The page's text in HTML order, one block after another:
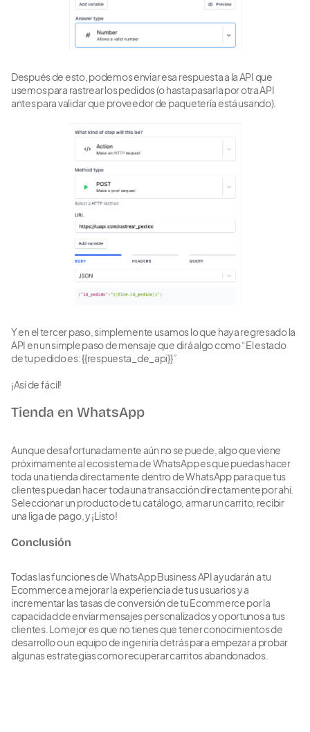
Después de esto, podemos enviar esa respuesta a la API que
usemos para rastrear los pedidos (o hasta pasarla por otra API
antes para validar que proveedor de paquetería está usando).
Y en el tercer paso, simplemente usamos lo que haya regresado la
API en un simple paso de mensaje que dirá algo como “El estado
de tu pedido es: {{respuesta_de_api}}”
¡Así de fácil!
Tienda en WhatsApp
Aunque desafortunadamente aún no se puede, algo que viene
próximamente al ecosistema de WhatsApp es que puedas hacer
toda una tienda directamente dentro de WhatsApp para que tus
clientes puedan hacer toda una transacción directamente por ahí.
Seleccionar un producto de tu catálogo, armar un carrito, recibir
una liga de pago, y ¡Listo!
Conclusión
Todas las funciones de WhatsApp Business API ayudarán a tu
Ecommerce a mejorar la experiencia de tus usuarios y a
incrementar las tasas de conversión de tu Ecommerce por la
capacidad de enviar mensajes personalizados y oportunos a tus
clientes. Lo mejor es que no tienes que tener conocimientos de
desarrollo o un equipo de ingeniría detrás para empezar a probar
algunas estrategias como recuperar carritos abandonados.